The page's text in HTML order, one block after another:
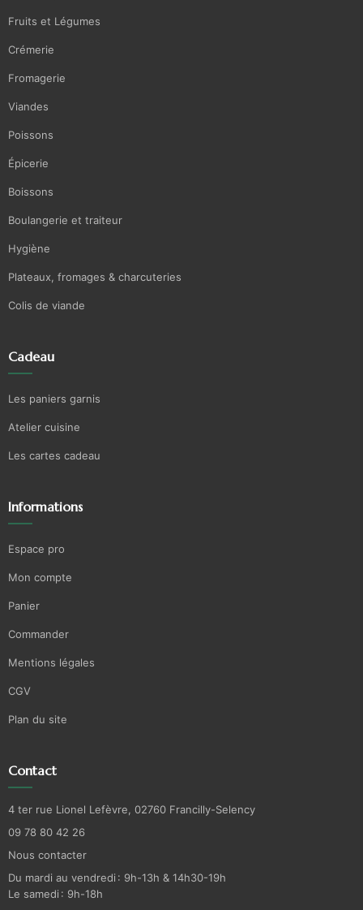
Fruits et Légumes
Crémerie
Fromagerie
Viandes
Poissons
Épicerie
Boissons
Boulangerie et traiteur
Hygiène
Plateaux, fromages & charcuteries
Colis de viande
Cadeau
Les paniers garnis
Atelier cuisine
Les cartes cadeau
Informations
Espace pro
Mon compte
Panier
Commander
Mentions légales
CGV
Plan du site
Contact
4 ter rue Lionel Lefèvre, 02760 Francilly-Selency
09 78 80 42 26
Nous contacter
Du mardi au vendredi : 9h-13h & 14h30-19h
Le samedi : 9h-18h